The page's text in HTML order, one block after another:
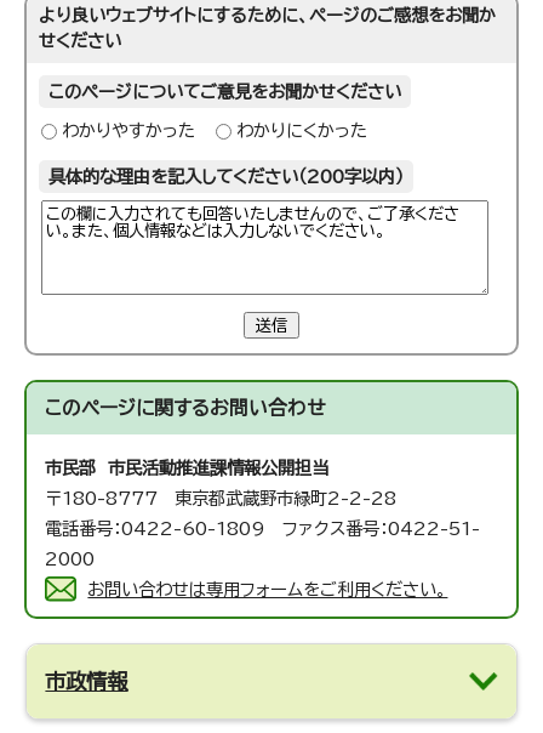
より良いウェブサイトにするために、ページのご感想をお聞か
せください
このページについてご意見をお聞かせください
わかりやすかった わかりにくかった
具体的な理由を記入してください（200字以内）
送信
このページに関するお問い合わせ
市民部 市民活動推進課情報公開担当
〒180-8777 東京都武蔵野市緑町2-2-28
電話番号：0422-60-1809 ファクス番号：0422-51-
2000
お問い合わせは専用フォームをご利用ください。
市政情報